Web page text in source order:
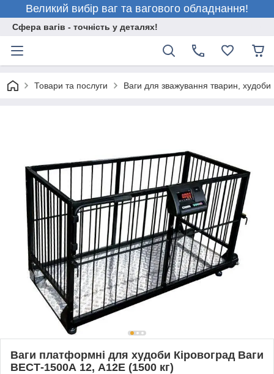
Великий вибір ваг та вагового обладнання!
Сфера вагів - точність у деталях!
Товари та послуги Ваги для зважування тварин, худоби
Ваги платформні для худоби Кіровоград Ваги
ВЕСТ-1500А 12, А12Е (1500 кг)